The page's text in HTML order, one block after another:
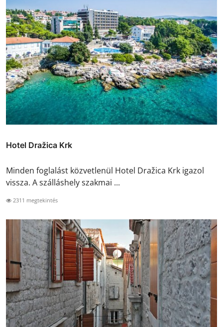
Hotel Dražica Krk
Minden foglalást közvetlenül Hotel Dražica Krk igazol
vissza. A szálláshely szakmai ...
2311 megtekintés